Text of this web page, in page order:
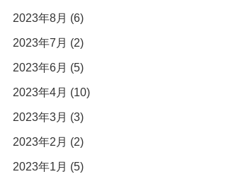
2023年8月 (6)
2023年7月 (2)
2023年6月 (5)
2023年4月 (10)
2023年3月 (3)
2023年2月 (2)
2023年1月 (5)